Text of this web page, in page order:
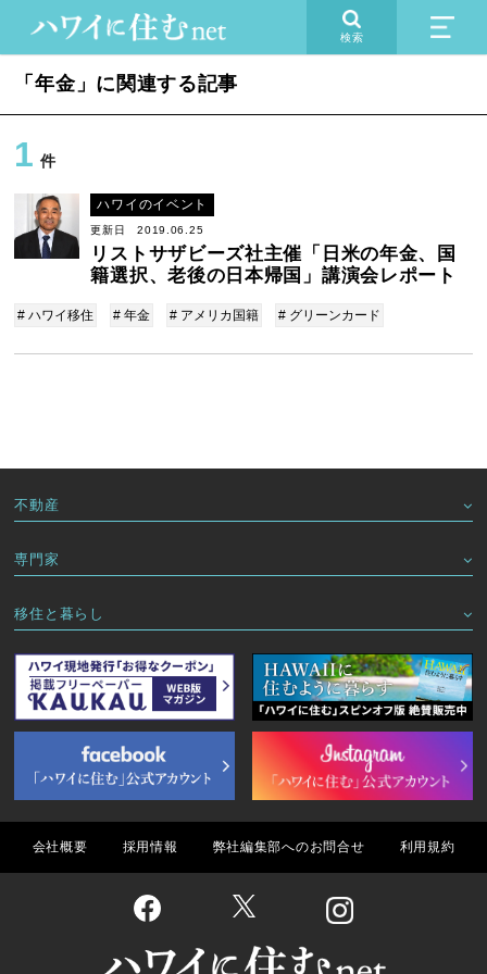
検索
「年金」に関連する記事
1 件
ハワイのイベント
更新日 2019.06.25
リストサザビーズ社主催「日米の年金、国
籍選択、老後の日本帰国」講演会レポート
# ハワイ移住 # 年金 # アメリカ国籍 # グリーンカード
不動産
専門家
移住と暮らし
会社概要 採用情報 弊社編集部へのお問合せ 利用規約